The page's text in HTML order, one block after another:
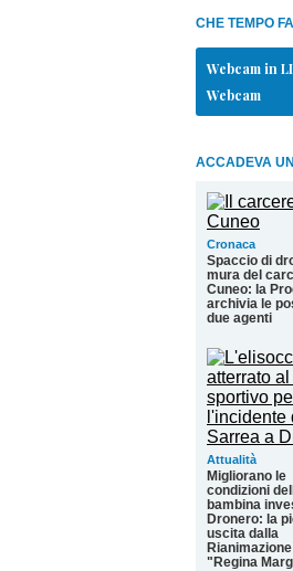
CHE TEMPO FA
Webcam in
Webcam
ACCADEVA
Cronaca
Spaccio di
mura del
Cuneo: la
archivia le
due agenti
Attualità
Migliorano le
condizioni
bambina
Dronero: la
uscita dalla
Rianimazione
"Regina